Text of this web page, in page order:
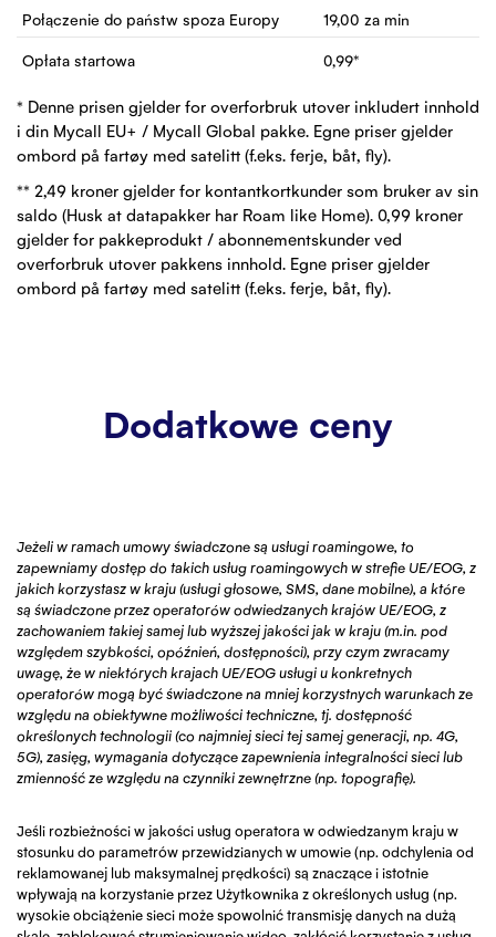
Połączenie do państw spoza Europy 19,00 za min
Opłata startowa 0,99*
* Denne prisen gjelder for overforbruk utover inkludert innhold
i din Mycall EU+ / Mycall Global pakke. Egne priser gjelder
ombord på fartøy med satelitt (f.eks. ferje, båt, fly).
** 2,49 kroner gjelder for kontantkortkunder som bruker av sin
saldo (Husk at datapakker har Roam like Home). 0,99 kroner
gjelder for pakkeprodukt / abonnementskunder ved
overforbruk utover pakkens innhold. Egne priser gjelder
ombord på fartøy med satelitt (f.eks. ferje, båt, fly).
Dodatkowe ceny
Jeżeli w ramach umowy świadczone są usługi roamingowe, to
zapewniamy dostęp do takich usług roamingowych w strefie UE/EOG, z
jakich korzystasz w kraju (usługi głosowe, SMS, dane mobilne), a które
są świadczone przez operatorów odwiedzanych krajów UE/EOG, z
zachowaniem takiej samej lub wyższej jakości jak w kraju (m.in. pod
względem szybkości, opóźnień, dostępności), przy czym zwracamy
uwagę, że w niektórych krajach UE/EOG usługi u konkretnych
operatorów mogą być świadczone na mniej korzystnych warunkach ze
względu na obiektywne możliwości techniczne, tj. dostępność
określonych technologii (co najmniej sieci tej samej generacji, np. 4G,
5G), zasięg, wymagania dotyczące zapewnienia integralności sieci lub
zmienność ze względu na czynniki zewnętrzne (np. topografię).
Jeśli rozbieżności w jakości usług operatora w odwiedzanym kraju w
stosunku do parametrów przewidzianych w umowie (np. odchylenia od
reklamowanej lub maksymalnej prędkości) są znaczące i istotnie
wpływają na korzystanie przez Użytkownika z określonych usług (np.
wysokie obciążenie sieci może spowolnić transmisję danych na dużą